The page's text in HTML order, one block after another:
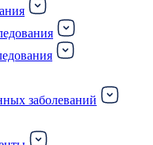
заболеваний